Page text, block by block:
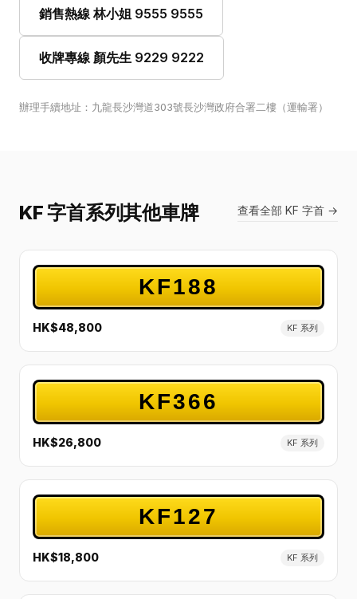
銷售熱線 林小姐 9555 9555
收牌專線 顏先生 9229 9222
辦理手續地址：九龍長沙灣道303號長沙灣政府合署二樓（運輸署）
KF 字首系列其他車牌 查看全部 KF 字首 →
KF188
HK$48,800 KF 系列
KF366
HK$26,800 KF 系列
KF127
HK$18,800 KF 系列